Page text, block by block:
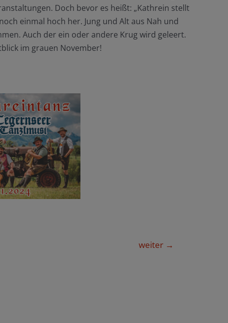
Doch bevor es heißt: „Kathrein stellt
einmal hoch her. Jung und Alt aus Nah und
Auch der ein oder andere Krug wird geleert.
im grauen November!
weiter →